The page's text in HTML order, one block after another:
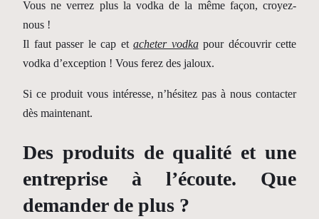
Vous ne verrez plus la vodka de la même façon, croyez-
nous !
Il faut passer le cap et acheter vodkapour découvrir cette
vodka d’exception ! Vous ferez des jaloux.
Si ce produit vous intéresse, n’hésitez pas à nous contacter
dès maintenant.
Des produits de qualité et une
entreprise à l’écoute. Que
demander de plus ?